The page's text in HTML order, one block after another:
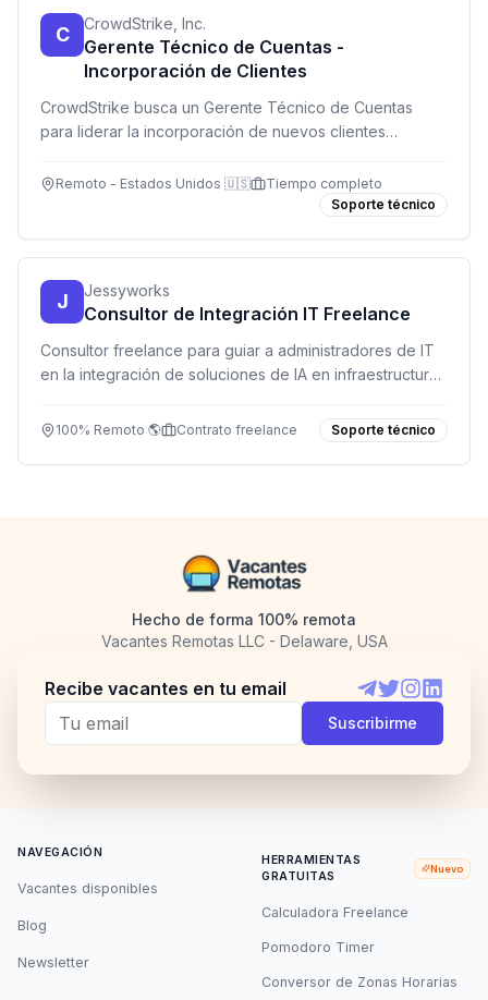
C CrowdStrike, Inc.
Gerente Técnico de Cuentas -
Incorporación de Clientes
CrowdStrike busca un Gerente Técnico de Cuentas
para liderar la incorporación de nuevos clientes
y relaciones duraderas.
Remoto - Estados Unidos 🇺🇸
Tiempo completo
Soporte técnico
J Jessyworks
Consultor de Integración IT Freelance
Consultor freelance para guiar a administradores de IT
en la integración de soluciones de IA en infraestructuras
100% Remoto 🌎 Contrato freelance Soporte técnico
Hecho de forma 100% remota
Vacantes Remotas LLC - Delaware, USA
Recibe vacantes en tu email
Telegram
TwitterInstagram
Suscribirme
NAVEGACIÓN
Vacantes disponibles
Blog
Newsletter
HERRAMIENTAS
GRATUITAS
Nuevo
Calculadora Freelance
Pomodoro Timer
Conversor de Zonas Horarias